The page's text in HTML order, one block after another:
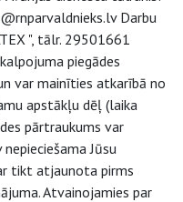
Darbu
", tālr. 29501661
piegādes
var mainīties atkarībā no
apstākļu dēļ (laika
pārtraukums var
Jūsu
tikt atjaunota pirms
Atvainojamies par